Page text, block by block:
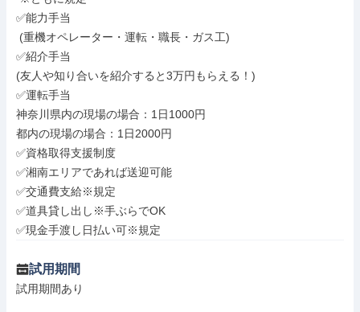
✅能力手当
✅紹介手当
(友人や知り合いを紹介すると3万円もらえる！)
✅運転手当
神奈川県内の現場の場合：1日1000円
都内の現場の場合：1日2000円
✅資格取得支援制度
✅湘南エリアであれば送迎可能
✅交通費支給※規定
✅道具貸し出し※手ぶらでOK
✅現金手渡し日払い可※規定
試用期間
試用期間あり